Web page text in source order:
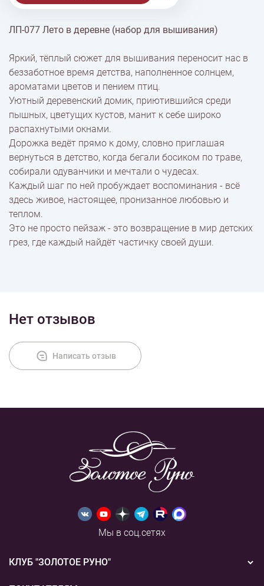
% Скидки
Доставка
Оплата
ЛП-077 Лето в деревне (набор для вышивания)
Яркий, тёплый сюжет для вышивания переносит нас в
беззаботное время детства, наполненное солнцем,
ароматами цветов и пением птиц.
Уютный деревенский домик, приютившийся среди
пышных, цветущих кустов, манит к себе широко
распахнутыми окнами.
Дорожка ведёт прямо к дому, словно приглашая
вернуться в детство, когда бегали босиком по траве,
собирали одуванчики и мечтали о чудесах.
Каждый шаг по ней пробуждает воспоминания - всё
здесь живое, настоящее, пронизанное любовью и
теплом.
Это не просто пейзаж - это возвращение в мир детских
грез, где каждый найдёт частичку своей души.
Нет отзывов
Написать отзыв
Мы в соц.сетях
КЛУБ "ЗОЛОТОЕ РУНО"